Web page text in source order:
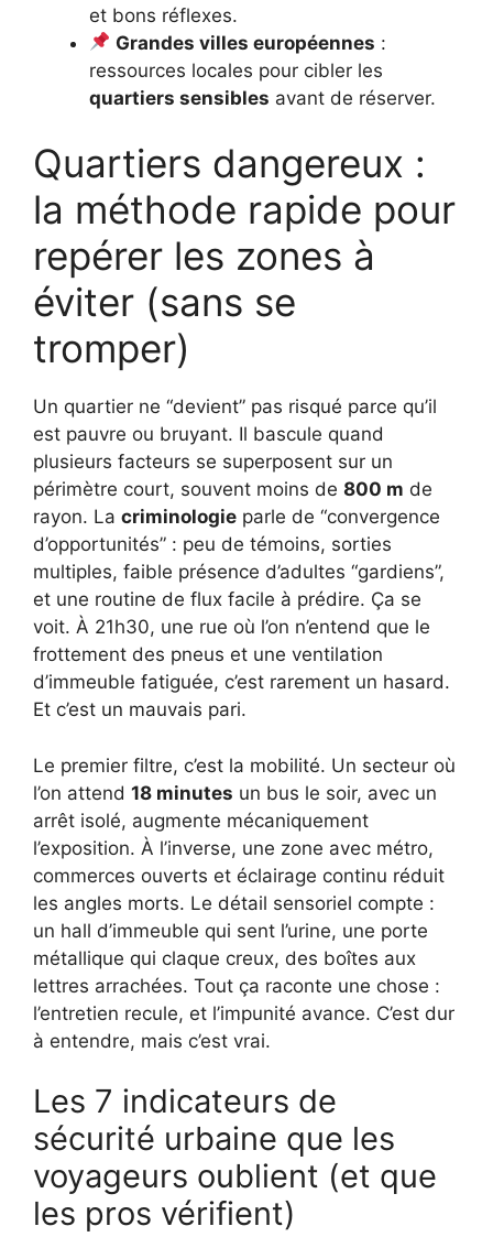
et bons réflexes.
Grandes villes européennes :
ressources locales pour cibler les
quartiers sensibles avant de réserver.
Quartiers dangereux :
la méthode rapide pour
repérer les zones à
éviter (sans se
tromper)
Un quartier ne “devient” pas risqué parce qu’il
est pauvre ou bruyant. Il bascule quand
plusieurs facteurs se superposent sur un
périmètre court, souvent moins de 800 m de
rayon. La criminologie parle de “convergence
d’opportunités” : peu de témoins, sorties
multiples, faible présence d’adultes “gardiens”,
et une routine de flux facile à prédire. Ça se
voit. À 21h30, une rue où l’on n’entend que le
frottement des pneus et une ventilation
d’immeuble fatiguée, c’est rarement un hasard.
Et c’est un mauvais pari.
Le premier filtre, c’est la mobilité. Un secteur où
l’on attend 18 minutes un bus le soir, avec un
arrêt isolé, augmente mécaniquement
l’exposition. À l’inverse, une zone avec métro,
commerces ouverts et éclairage continu réduit
les angles morts. Le détail sensoriel compte :
un hall d’immeuble qui sent l’urine, une porte
métallique qui claque creux, des boîtes aux
lettres arrachées. Tout ça raconte une chose :
l’entretien recule, et l’impunité avance. C’est dur
à entendre, mais c’est vrai.
Les 7 indicateurs de
sécurité urbaine que les
voyageurs oublient (et que
les pros vérifient)